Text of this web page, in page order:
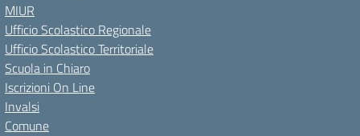
MIUR
Ufficio Scolastico Regionale
Ufficio Scolastico Territoriale
Scuola in Chiaro
Iscrizioni On Line
Invalsi
Comune